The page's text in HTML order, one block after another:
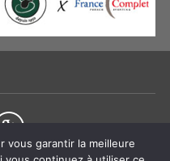
vous garantir la meilleure